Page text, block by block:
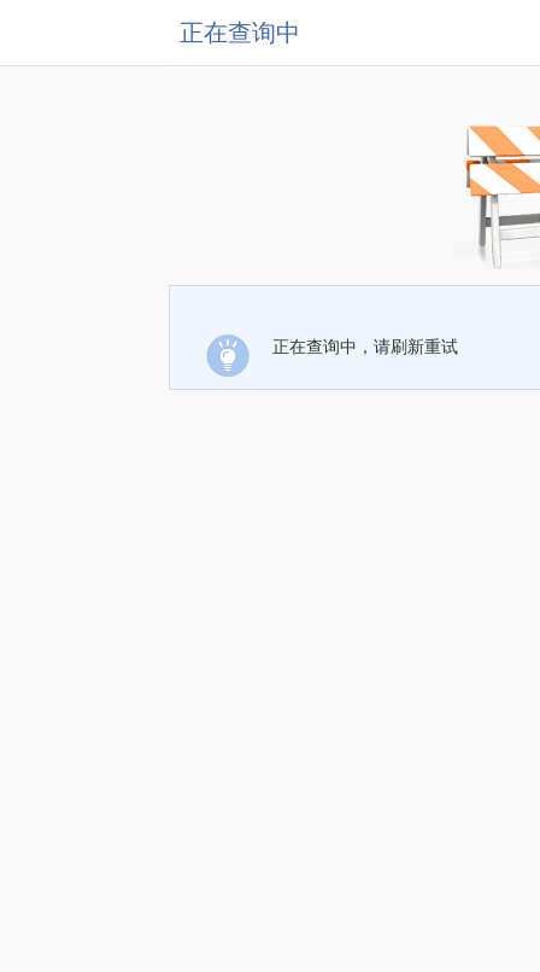
正在查询中
正在查询中，请刷新重试